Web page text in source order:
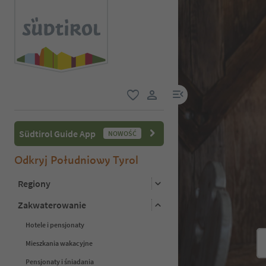
link użytkownika
link menu
Südtirol Guide App NOWOŚĆ
Odkryj Południowy Tyrol
Regiony
Zakwaterowanie
Hotele i pensjonaty
Mieszkania wakacyjne
Pensjonaty i śniadania